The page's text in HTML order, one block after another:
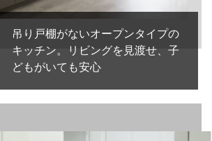
吊り戸棚がないオープンタイプの
キッチン。リビングを見渡せ、子
どもがいても安心